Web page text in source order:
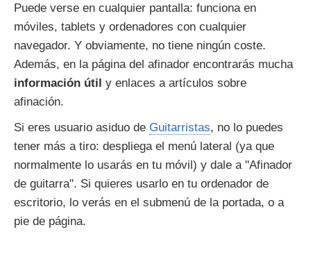
Puede verse en cualquier pantalla: funciona en
móviles, tablets y ordenadores con cualquier
navegador. Y obviamente, no tiene ningún coste.
Además, en la página del afinador encontrarás mucha
información útil y enlaces a artículos sobre
afinación.
Si eres usuario asiduo de Guitarristas, no lo puedes
tener más a tiro: despliega el menú lateral (ya que
normalmente lo usarás en tu móvil) y dale a "Afinador
de guitarra". Si quieres usarlo en tu ordenador de
escritorio, lo verás en el submenú de la portada, o a
pie de página.